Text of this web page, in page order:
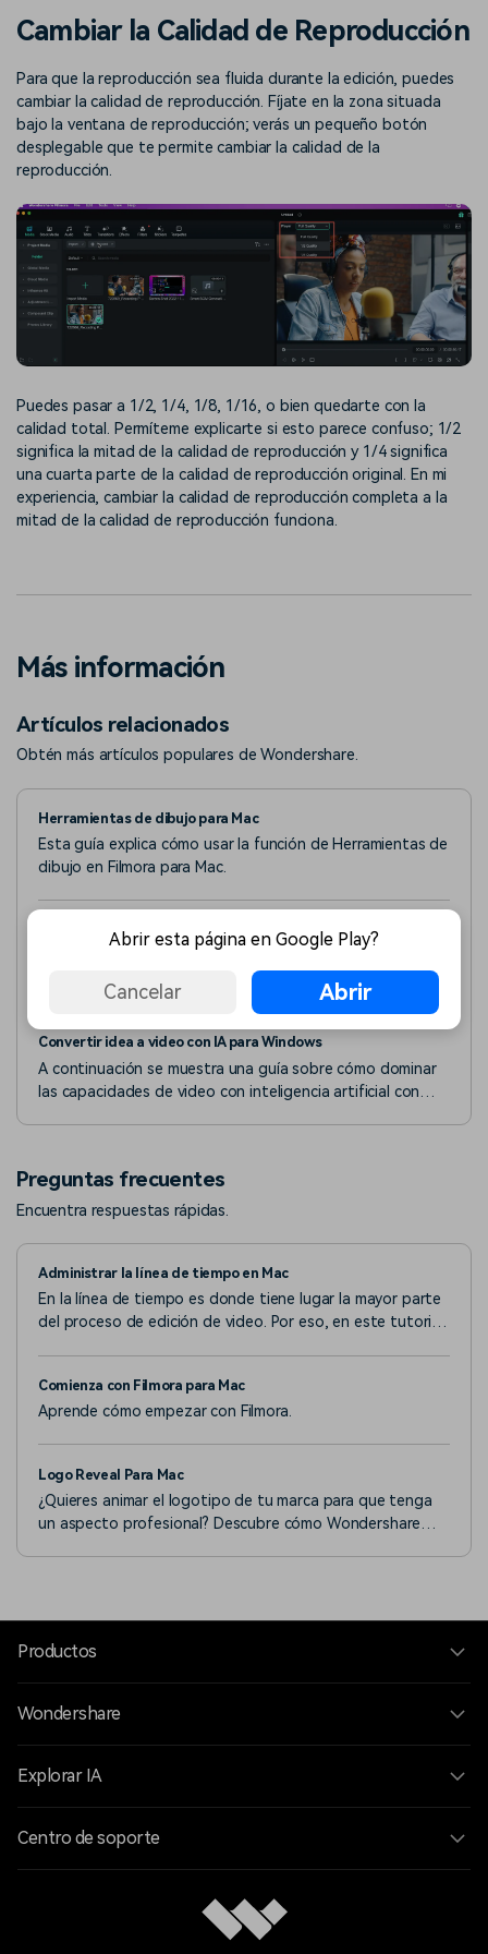
Inspírate con Filmora
usuarios crean con Filmora
Taller creativo
trucos, queremos ayudarte a
crecer e inspirar tu próximo
video
Centro de creadores
Muestra tu creatividad sin
límites con el Centro de
creadores
Plantillas en español
Explora las plantillas de video
editables diseñadas para
creadores de habla hispana.
Comunidad
Afíliate
Consigue una afiliación a
nivel empresarial
Soporte
Conocimiento
Cambiar la Calidad de Reproducción
Para que la reproducción sea fluida durante la edición, puedes
cambiar la calidad de reproducción. Fíjate en la zona situada
bajo la ventana de reproducción; verás un pequeño botón
desplegable que te permite cambiar la calidad de la
reproducción.
Puedes pasar a 1/2, 1/4, 1/8, 1/16, o bien quedarte con la
calidad total. Permíteme explicarte si esto parece confuso; 1/2
significa la mitad de la calidad de reproducción y 1/4 significa
una cuarta parte de la calidad de reproducción original. En mi
experiencia, cambiar la calidad de reproducción completa a la
mitad de la calidad de reproducción funciona.
Más información
Artículos relacionados
Obtén más artículos populares de Wondershare.
Herramientas de dibujo para Mac
Esta guía explica cómo usar la función de Herramientas de
dibujo en Filmora para Mac.
Mocha Filmora - Para Windows
Convertir idea a video con IA para Windows
A continuación se muestra una guía sobre cómo dominar
las capacidades de video con inteligencia artificial con
Preguntas frecuentes
Encuentra respuestas rápidas.
Administrar la línea de tiempo en Mac
En la línea de tiempo es donde tiene lugar la mayor parte
del proceso de edición de video. Por eso, en este tutorial,
de Filmora.
Comienza con Filmora para Mac
Aprende cómo empezar con Filmora.
Logo Reveal Para Mac
¿Quieres animar el logotipo de tu marca para que tenga
un aspecto profesional? Descubre cómo Wondershare
Productos
Wondershare
Explorar IA
Centro de soporte
Abrir esta página en Google Play?
Cancelar Abrir